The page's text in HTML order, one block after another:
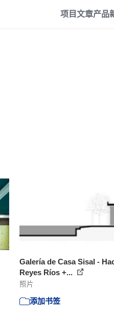
项目文章产品
Galería de Casa Sisal -
Reyes Ríos +...
照片
添加书签